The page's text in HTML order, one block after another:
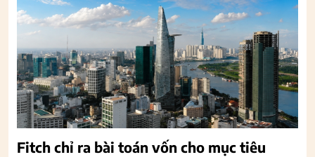
Fitch chỉ ra bài toán vốn cho mục tiêu